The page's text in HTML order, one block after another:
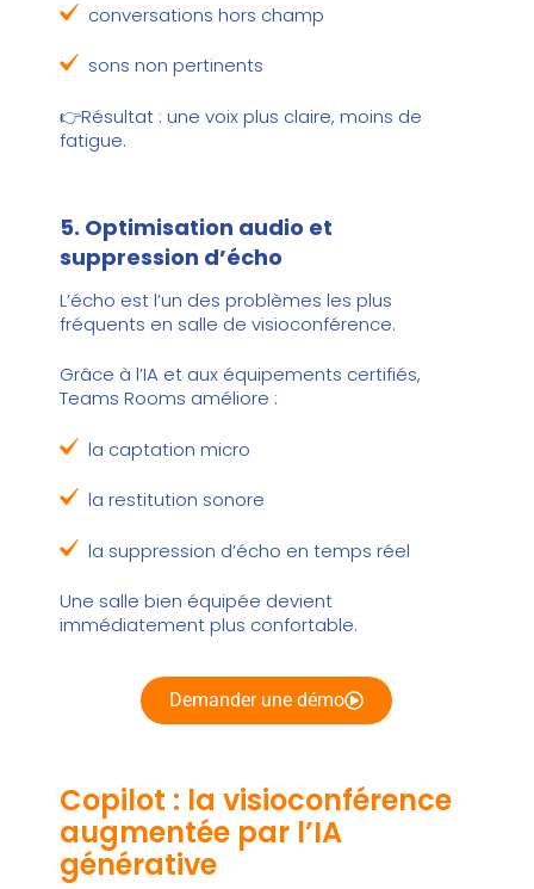
conversations hors champ
sons non pertinents
👉Résultat : une voix plus claire, moins de
fatigue.
5. Optimisation audio et
suppression d’écho
L’écho est l’un des problèmes les plus
fréquents en salle de visioconférence.
Grâce à l’IA et aux équipements certifiés,
Teams Rooms améliore :
la captation micro
la restitution sonore
la suppression d’écho en temps réel
Une salle bien équipée devient
immédiatement plus confortable.
Demander une démo
Copilot : la visioconférence
augmentée par l’IA
générative